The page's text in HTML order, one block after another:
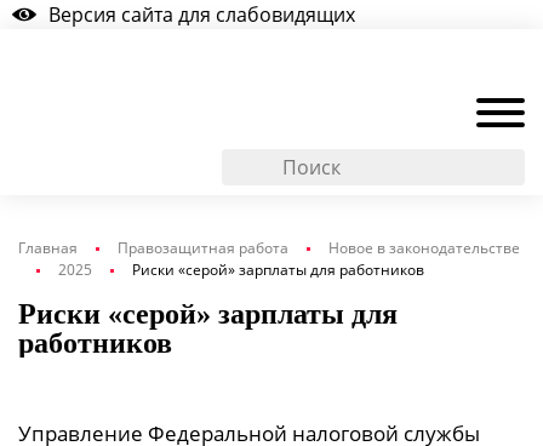
Версия сайта для слабовидящих
Главная Правозащитная работа
Новое в законодательстве
2025
Риски «серой» зарплаты для работников
Риски «серой» зарплаты для
работников
Управление Федеральной налоговой службы